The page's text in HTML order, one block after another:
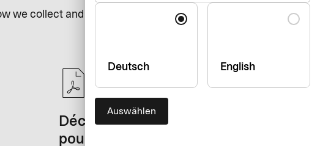
Sprache
Deutsch English
Auswählen
we collect and use your personal data to
Déclaration de confidentialité globale
pour les produits